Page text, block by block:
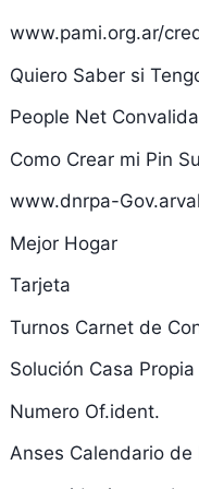
www.pami.org.ar/
Quiero Saber si
People Net
Como Crear mi Pin
www.dnrpa-
Mejor Hogar
Tarjeta
Turnos Carnet de
Solución Casa
Numero Of.ident.
Anses Calendario de